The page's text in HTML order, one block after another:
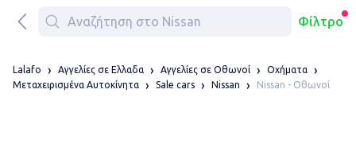
Φίλτρο
Lalafo Αγγελίες σε Ελλαδα Αγγελίες σε Οθωνοί
Οχήματα
Μεταχειρισμένα Αυτοκίνητα
Sale cars Nissan Nissan - Οθωνοί